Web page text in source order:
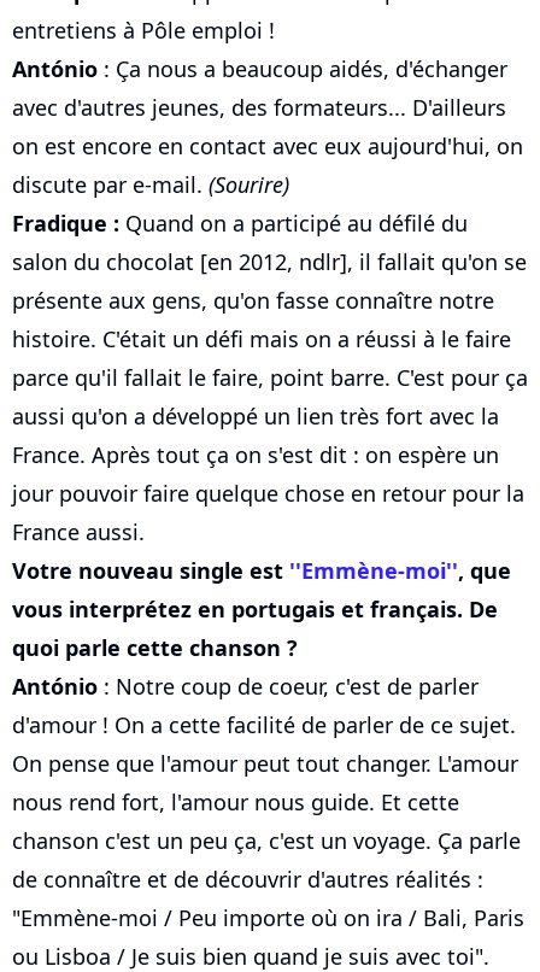
entretiens à Pôle emploi !
António : Ça nous a beaucoup aidés, d'échanger
avec d'autres jeunes, des formateurs... D'ailleurs
on est encore en contact avec eux aujourd'hui, on
discute par e-mail. (Sourire)
Fradique : Quand on a participé au défilé du
salon du chocolat [en 2012, ndlr], il fallait qu'on se
présente aux gens, qu'on fasse connaître notre
histoire. C'était un défi mais on a réussi à le faire
parce qu'il fallait le faire, point barre. C'est pour ça
aussi qu'on a développé un lien très fort avec la
France. Après tout ça on s'est dit : on espère un
jour pouvoir faire quelque chose en retour pour la
France aussi.
Votre nouveau single est ''Emmène-moi'', que
vous interprétez en portugais et français. De
quoi parle cette chanson ?
António : Notre coup de coeur, c'est de parler
d'amour ! On a cette facilité de parler de ce sujet.
On pense que l'amour peut tout changer. L'amour
nous rend fort, l'amour nous guide. Et cette
chanson c'est un peu ça, c'est un voyage. Ça parle
de connaître et de découvrir d'autres réalités :
"Emmène-moi / Peu importe où on ira / Bali, Paris
ou Lisboa / Je suis bien quand je suis avec toi".